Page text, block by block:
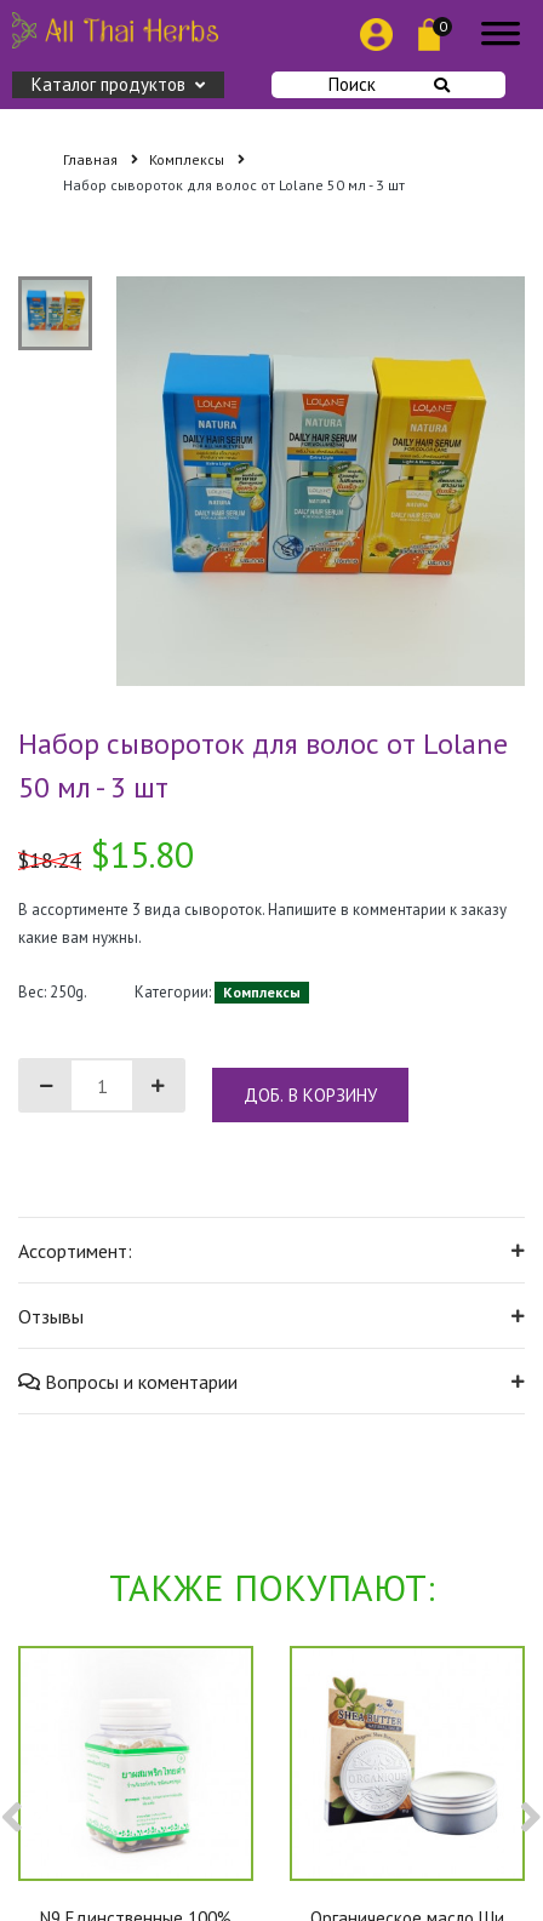
0
Каталог продуктов Поиск
Главная
Комплексы
Набор сывороток для волос от Lolane 50 мл - 3 шт
Набор сывороток для волос от Lolane
50 мл - 3 шт
$18.24 $15.80
В ассортименте 3 вида сывороток. Напишите в комментарии к заказу
какие вам нужны.
Вес: 250g. Категории: Комплексы
ДОБ. В КОРЗИНУ
Ассортимент:
Отзывы
Вопросы и коментарии
ТАКЖЕ ПОКУПАЮТ: